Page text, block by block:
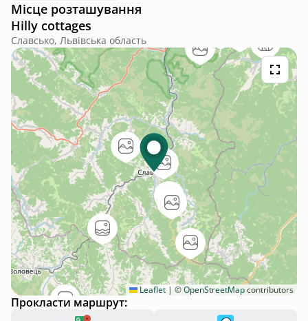
стік в душовій
Місце розташування
Hilly cottages
Славсько, Львівська область
Leaflet | ©OpenStreetMapcontributors
Прокласти маршрут: